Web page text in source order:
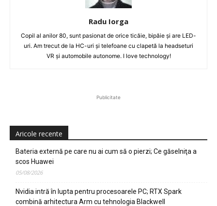
Radu Iorga
Copil al anilor 80, sunt pasionat de orice ticăie, bipăie şi are LED-
uri. Am trecut de la HC-uri şi telefoane cu clapetă la headseturi
VR şi automobile autonome. I love technology!
Publicitate
Aricole recente
Bateria externă pe care nu ai cum să o pierzi; Ce găselniţa a
scos Huawei
05/08/2026
Nvidia intră în lupta pentru procesoarele PC; RTX Spark
combină arhitectura Arm cu tehnologia Blackwell